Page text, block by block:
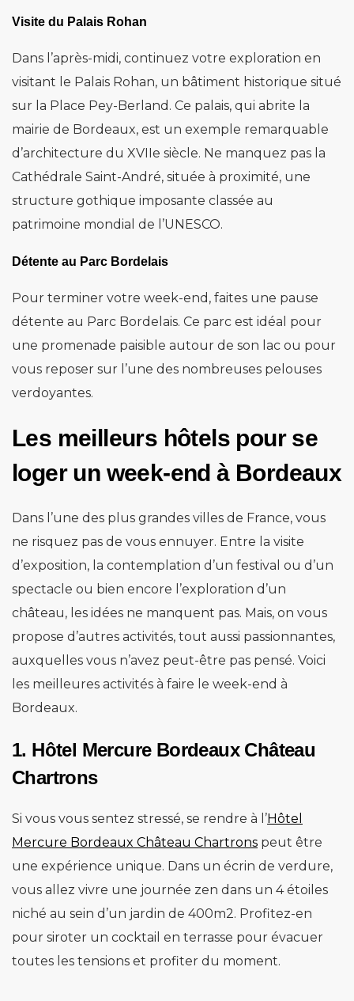
Visite du Palais Rohan
Dans l’après-midi, continuez votre exploration en
visitant le Palais Rohan, un bâtiment historique situé
sur la Place Pey-Berland. Ce palais, qui abrite la
mairie de Bordeaux, est un exemple remarquable
d’architecture du XVIIe siècle. Ne manquez pas la
Cathédrale Saint-André, située à proximité, une
structure gothique imposante classée au
patrimoine mondial de l’UNESCO.
Détente au Parc Bordelais
Pour terminer votre week-end, faites une pause
détente au Parc Bordelais. Ce parc est idéal pour
une promenade paisible autour de son lac ou pour
vous reposer sur l’une des nombreuses pelouses
verdoyantes.
Les meilleurs hôtels pour se
loger un week-end à Bordeaux
Dans l’une des plus grandes villes de France, vous
ne risquez pas de vous ennuyer. Entre la visite
d’exposition, la contemplation d’un festival ou d’un
spectacle ou bien encore l’exploration d’un
château, les idées ne manquent pas. Mais, on vous
propose d’autres activités, tout aussi passionnantes,
auxquelles vous n’avez peut-être pas pensé. Voici
les meilleures activités à faire le week-end à
Bordeaux.
1. Hôtel Mercure Bordeaux Château
Chartrons
Si vous vous sentez stressé, se rendre à l’Hôtel
Mercure Bordeaux Château Chartrons peut être
une expérience unique. Dans un écrin de verdure,
vous allez vivre une journée zen dans un 4 étoiles
niché au sein d’un jardin de 400m2. Profitez-en
pour siroter un cocktail en terrasse pour évacuer
toutes les tensions et profiter du moment.